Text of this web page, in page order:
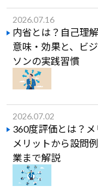
2026.07.16
内省とは？自己理
意味・効果と、ビ
ソンの実践習慣
2026.07.02
360度評価とは？
メリットから設問
業まで解説